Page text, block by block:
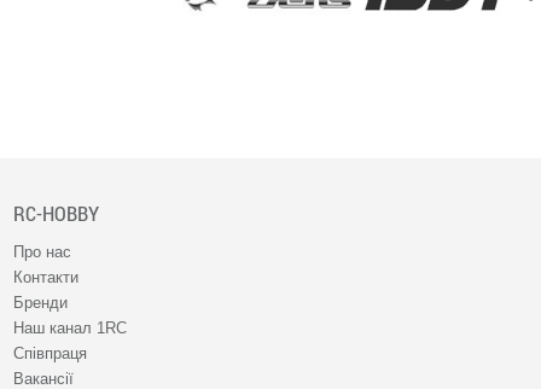
RC-HOBBY
Про нас
Контакти
Бренди
Наш канал 1RC
Співпраця
Вакансії